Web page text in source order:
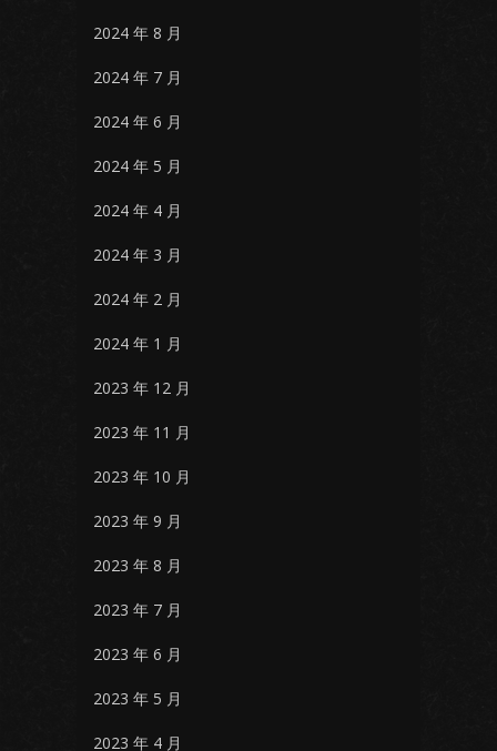
2024 年 8 月
2024 年 7 月
2024 年 6 月
2024 年 5 月
2024 年 4 月
2024 年 3 月
2024 年 2 月
2024 年 1 月
2023 年 12 月
2023 年 11 月
2023 年 10 月
2023 年 9 月
2023 年 8 月
2023 年 7 月
2023 年 6 月
2023 年 5 月
2023 年 4 月